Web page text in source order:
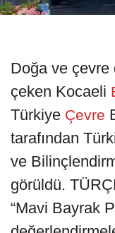
Doğa ve
çeken Kocaeli
Türkiye Çevre
tarafından
ve
görüldü.
“Mavi Bayrak